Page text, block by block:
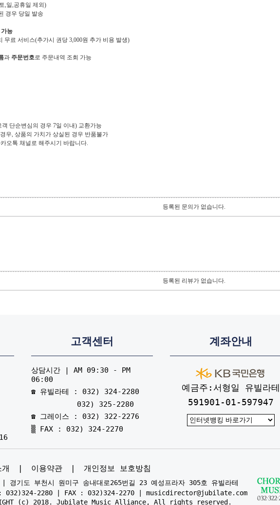
,일,공휴일 제외)
경우 당일 발송
능
무료 서비스(추가시 권당 3,000원 추가 비용 발생)
과 주문번호로 주문내역 조회 가능
단순변심의 경우 7일 이내) 교환가능
우, 상품의 가치가 상실된 경우 반품불가
오톡 채널로 해주시기 바랍니다.
등록된 문의가 없습니다.
등록된 리뷰가 없습니다.
고객센터
상담시간 | AM 09:30 - PM
06:00
☎ 유빌라테 : 032) 324-2280
032) 325-2280
☎ 그레이스 : 032) 322-2276
▒ FAX : 032) 324-2270
계좌안내
예금주:서형일 유빌라테
591901-01-597947
이용약관 개인정보 보호방침
| 경기도 부천시 원미구 송내대로265번길 23 예성프라자 305호 유빌라테
032)324-2280 | FAX : 032)324-2270 | musicdirector@jubilate.com
(c) 2018. Jubilate Music Alliance, All rights reserved.